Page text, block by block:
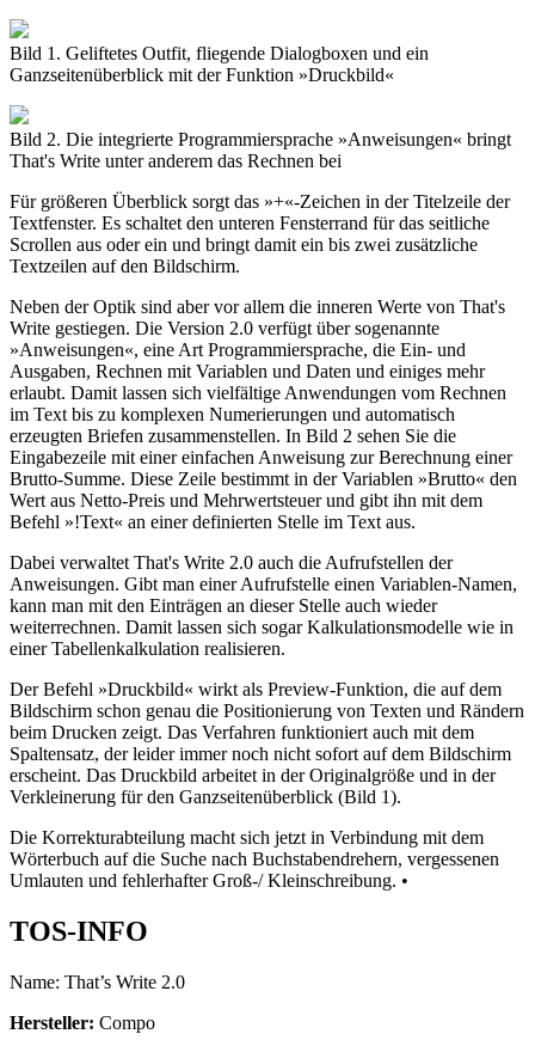
Bild 1. Geliftetes Outfit, fliegende Dialogboxen und ein
Ganzseitenüberblick mit der Funktion »Druckbild«
Bild 2. Die integrierte Programmiersprache »Anweisungen« bringt
That's Write unter anderem das Rechnen bei
Für größeren Überblick sorgt das »+«-Zeichen in der Titelzeile der
Textfenster. Es schaltet den unteren Fensterrand für das seitliche
Scrollen aus oder ein und bringt damit ein bis zwei zusätzliche
Textzeilen auf den Bildschirm.
Neben der Optik sind aber vor allem die inneren Werte von That's
Write gestiegen. Die Version 2.0 verfügt über sogenannte
»Anweisungen«, eine Art Programmiersprache, die Ein- und
Ausgaben, Rechnen mit Variablen und Daten und einiges mehr
erlaubt. Damit lassen sich vielfältige Anwendungen vom Rechnen
im Text bis zu komplexen Numerierungen und automatisch
erzeugten Briefen zusammenstellen. In Bild 2 sehen Sie die
Eingabezeile mit einer einfachen Anweisung zur Berechnung einer
Brutto-Summe. Diese Zeile bestimmt in der Variablen »Brutto« den
Wert aus Netto-Preis und Mehrwertsteuer und gibt ihn mit dem
Befehl »!Text« an einer definierten Stelle im Text aus.
Dabei verwaltet That's Write 2.0 auch die Aufrufstellen der
Anweisungen. Gibt man einer Aufrufstelle einen Variablen-Namen,
kann man mit den Einträgen an dieser Stelle auch wieder
weiterrechnen. Damit lassen sich sogar Kalkulationsmodelle wie in
einer Tabellenkalkulation realisieren.
Der Befehl »Druckbild« wirkt als Preview-Funktion, die auf dem
Bildschirm schon genau die Positionierung von Texten und Rändern
beim Drucken zeigt. Das Verfahren funktioniert auch mit dem
Spaltensatz, der leider immer noch nicht sofort auf dem Bildschirm
erscheint. Das Druckbild arbeitet in der Originalgröße und in der
Verkleinerung für den Ganzseitenüberblick (Bild 1).
Die Korrekturabteilung macht sich jetzt in Verbindung mit dem
Wörterbuch auf die Suche nach Buchstabendrehern, vergessenen
Umlauten und fehlerhafter Groß-/ Kleinschreibung. •
TOS-INFO
Name: That’s Write 2.0
Hersteller: Compo